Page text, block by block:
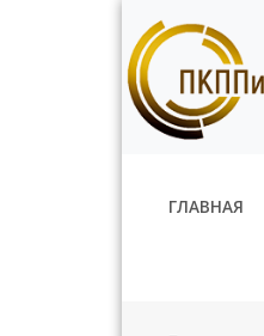
ГЛАВНАЯ